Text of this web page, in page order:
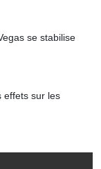
se stabilise
effets sur les